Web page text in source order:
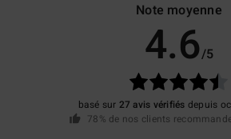
Note moyenne
4.6/5
basé sur 27 avis vérifiés depuis
78% de nos clients